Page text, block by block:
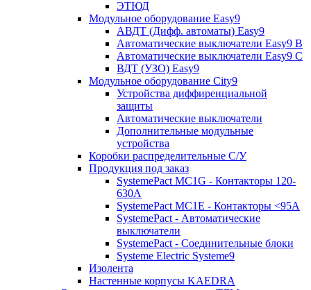
ЭТЮД
Модульное оборудование Easy9
АВДТ (Дифф. автоматы) Easy9
Автоматические выключатели Easy9 В
Автоматические выключатели Easy9 С
ВДТ (УЗО) Easy9
Модульное оборудование City9
Устройства диффиренциальной
защиты
Автоматические выключатели
Дополнительные модульные
устройства
Коробки распределительные C/У
Продукция под заказ
SystemePact MC1G - Контакторы 120-
630A
SystemePact MC1E - Контакторы <95A
SystemePact - Автоматические
выключатели
SystemePact - Соединительные блоки
Systeme Electric Systeme9
Изолента
Настенные корпусы KAEDRA